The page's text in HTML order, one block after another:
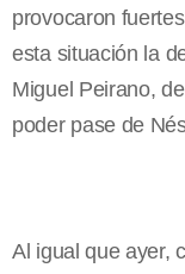
provocaron
esta situación la
Miguel Peirano,
poder pase de
Al igual que ayer,